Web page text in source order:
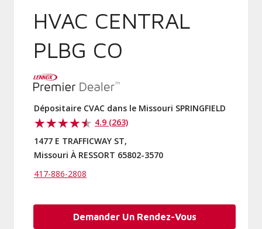
HVAC CENTRAL
PLBG CO
Dépositaire CVAC dans le Missouri SPRINGFIELD
4.9 (263)
1477 E TRAFFICWAY ST,
Missouri À RESSORT 65802-3570
417-886-2808
Demander Un Rendez-Vous